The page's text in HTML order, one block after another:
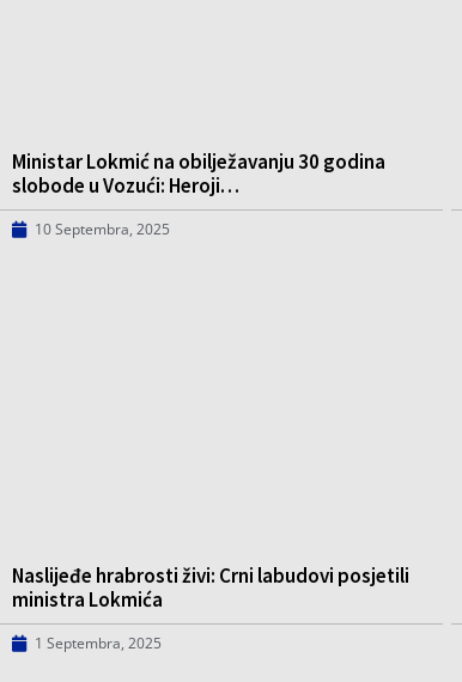
Ministar Lokmić na obilježavanju 30 godina
slobode u Vozući: Heroji…
10 Septembra, 2025
Naslijeđe hrabrosti živi: Crni labudovi posjetili
ministra Lokmića
1 Septembra, 2025